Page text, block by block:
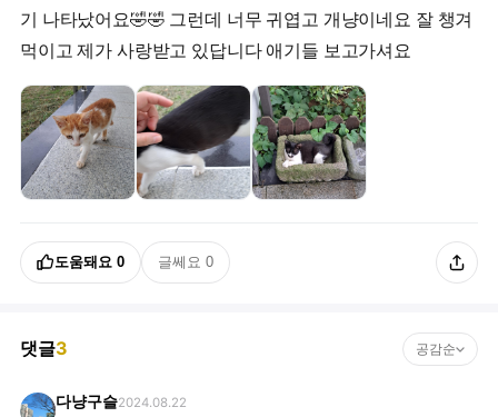
기 나타났어요🤣🤣 그런데 너무 귀엽고 개냥이네요 잘 챙겨
먹이고 제가 사랑받고 있답니다 애기들 보고가셔요
도움돼요 0 글쎄요 0
댓글3 공감순
다냥구슬2024.08.22